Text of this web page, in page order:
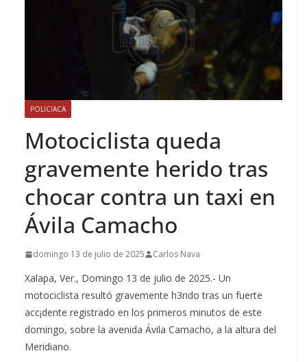
POLICIACA
Motociclista queda
gravemente herido tras
chocar contra un taxi en
Ávila Camacho
domingo 13 de julio de 2025 Carlos Nava
Xalapa, Ver., Domingo 13 de julio de 2025.- Un
motociclista resultó gravemente h3rido tras un fuerte
acc¡dente registrado en los primeros minutos de este
domingo, sobre la avenida Ávila Camacho, a la altura del
Meridiano.